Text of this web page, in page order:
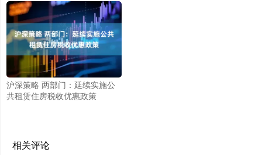
沪深策略 两部门：延续实施公
共租赁住房税收优惠政策
相关评论